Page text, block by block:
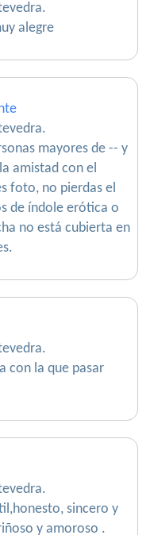
alegre
mayores de -- y
amistad con el
foto, no pierdas el
de índole erótica o
no está cubierta en
con la que pasar
sincero y
y amoroso .